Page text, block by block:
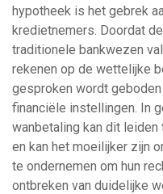
hypotheek is het gebrek
kredietnemers. Doordat
traditionele bankwezen
rekenen op de wettelijke
gesproken wordt
financiële instellingen. In
wanbetaling kan dit
en kan het moeilijker zijn
te ondernemen om hun
ontbreken van duidelijke